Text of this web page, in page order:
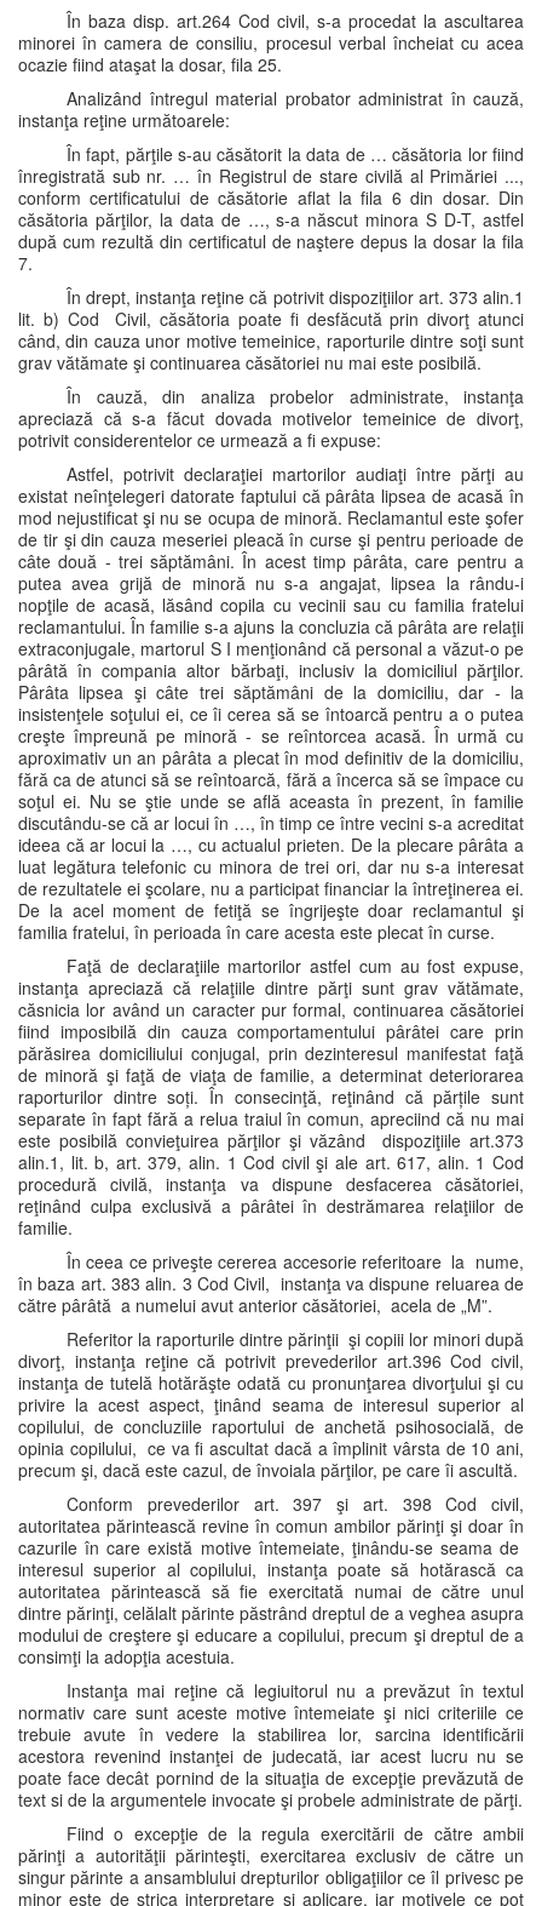
În baza disp. art.264 Cod civil, s-a procedat la ascultarea
minorei în camera de consiliu, procesul verbal încheiat cu acea
ocazie fiind ataşat la dosar, fila 25.
Analizând întregul material probator administrat în cauză,
instanţa reţine următoarele:
În fapt, părţile s-au căsătorit la data de … căsătoria lor fiind
înregistrată sub nr. … în Registrul de stare civilă al Primăriei ...,
conform certificatului de căsătorie aflat la fila 6 din dosar. Din
căsătoria părţilor, la data de …, s-a născut minora S D-T, astfel
după cum rezultă din certificatul de naştere depus la dosar la fila
7.
În drept, instanţa reţine că potrivit dispoziţiilor art. 373 alin.1
lit. b) Cod Civil, căsătoria poate fi desfăcută prin divorţ atunci
când, din cauza unor motive temeinice, raporturile dintre soţi sunt
grav vătămate şi continuarea căsătoriei nu mai este posibilă.
În cauză, din analiza probelor administrate, instanţa
apreciază că s-a făcut dovada motivelor temeinice de divorţ,
potrivit considerentelor ce urmează a fi expuse:
Astfel, potrivit declaraţiei martorilor audiaţi între părţi au
existat neînţelegeri datorate faptului că pârâta lipsea de acasă în
mod nejustificat şi nu se ocupa de minoră. Reclamantul este şofer
de tir şi din cauza meseriei pleacă în curse şi pentru perioade de
câte două - trei săptămâni. În acest timp pârâta, care pentru a
putea avea grijă de minoră nu s-a angajat, lipsea la rându-i
nopţile de acasă, lăsând copila cu vecinii sau cu familia fratelui
reclamantului. În familie s-a ajuns la concluzia că pârâta are relaţii
extraconjugale, martorul S I menţionând că personal a văzut-o pe
pârâtă în compania altor bărbaţi, inclusiv la domiciliul părţilor.
Pârâta lipsea şi câte trei săptămâni de la domiciliu, dar - la
insistenţele soţului ei, ce îi cerea să se întoarcă pentru a o putea
creşte împreună pe minoră - se reîntorcea acasă. În urmă cu
aproximativ un an pârâta a plecat în mod definitiv de la domiciliu,
fără ca de atunci să se reîntoarcă, fără a încerca să se împace cu
soţul ei. Nu se ştie unde se află aceasta în prezent, în familie
discutându-se că ar locui în …, în timp ce între vecini s-a acreditat
ideea că ar locui la …, cu actualul prieten. De la plecare pârâta a
luat legătura telefonic cu minora de trei ori, dar nu s-a interesat
de rezultatele ei şcolare, nu a participat financiar la întreţinerea ei.
De la acel moment de fetiţă se îngrijeşte doar reclamantul şi
familia fratelui, în perioada în care acesta este plecat în curse.
Faţă de declaraţiile martorilor astfel cum au fost expuse,
instanţa apreciază că relaţiile dintre părţi sunt grav vătămate,
căsnicia lor având un caracter pur formal, continuarea căsătoriei
fiind imposibilă din cauza comportamentului pârâtei care prin
părăsirea domiciliului conjugal, prin dezinteresul manifestat faţă
de minoră şi faţă de viaţa de familie, a determinat deteriorarea
raporturilor dintre soți. În consecinţă, reţinând că părțile sunt
separate în fapt fără a relua traiul în comun, apreciind că nu mai
este posibilă convieţuirea părţilor şi văzând dispoziţiile art.373
alin.1, lit. b, art. 379, alin. 1 Cod civil şi ale art. 617, alin. 1 Cod
procedură civilă, instanţa va dispune desfacerea căsătoriei,
reţinând culpa exclusivă a pârâtei în destrămarea relaţiilor de
familie.
În ceea ce priveşte cererea accesorie referitoare la nume,
în baza art. 383 alin. 3 Cod Civil, instanţa va dispune reluarea de
către pârâtă a numelui avut anterior căsătoriei, acela de „M”.
Referitor la raporturile dintre părinţii şi copiii lor minori după
divorţ, instanţa reţine că potrivit prevederilor art.396 Cod civil,
instanţa de tutelă hotărăşte odată cu pronunţarea divorţului şi cu
privire la acest aspect, ţinând seama de interesul superior al
copilului, de concluziile raportului de anchetă psihosocială, de
opinia copilului, ce va fi ascultat dacă a împlinit vârsta de 10 ani,
precum şi, dacă este cazul, de învoiala părţilor, pe care îi ascultă.
Conform prevederilor art. 397 şi art. 398 Cod civil,
autoritatea părintească revine în comun ambilor părinţi şi doar în
cazurile în care există motive întemeiate, ţinându-se seama de
interesul superior al copilului, instanţa poate să hotărască ca
autoritatea părintească să fie exercitată numai de către unul
dintre părinţi, celălalt părinte păstrând dreptul de a veghea asupra
modului de creştere şi educare a copilului, precum şi dreptul de a
consimţi la adopţia acestuia.
Instanţa mai reţine că legiuitorul nu a prevăzut în textul
normativ care sunt aceste motive întemeiate şi nici criteriile ce
trebuie avute în vedere la stabilirea lor, sarcina identificării
acestora revenind instanţei de judecată, iar acest lucru nu se
poate face decât pornind de la situaţia de excepţie prevăzută de
text si de la argumentele invocate şi probele administrate de părţi.
Fiind o excepţie de la regula exercitării de către ambii
părinţi a autorităţii părinteşti, exercitarea exclusiv de către un
singur părinte a ansamblului drepturilor obligaţiilor ce îl privesc pe
minor este de strica interpretare şi aplicare, iar motivele ce pot